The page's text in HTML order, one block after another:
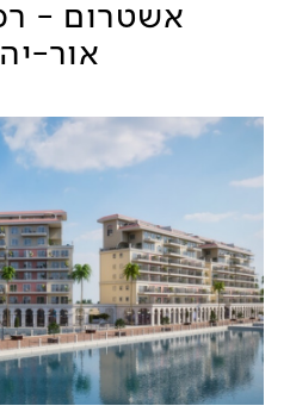
אשטרום -
אור-